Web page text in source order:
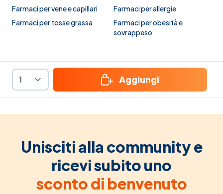
Farmaci per vene e capillari
Farmaci per allergie
Farmaci per tosse grassa
Farmaci per obesità e
sovrappeso
Aggiungi
Unisciti alla community e
ricevi subito uno
sconto di benvenuto